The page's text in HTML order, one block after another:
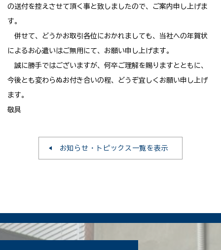
の送付を控えさせて頂く事と致しましたので、ご案内申し上げま
す。
併せて、どうかお取引各位におかれましても、当社への年賀状
によるお心遣いはご無用にて、お願い申し上げます。
誠に勝手ではございますが、何卒ご理解を賜りますとともに、
今後とも変わらぬお付き合いの程、どうぞ宜しくお願い申し上げ
ます。
敬具
お知らせ・トピックス一覧を表示